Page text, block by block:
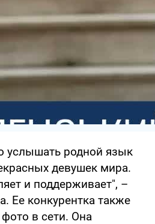
услышать родной язык
девушек мира.
и поддерживает", –
Ее конкурентка также
в сети. Она